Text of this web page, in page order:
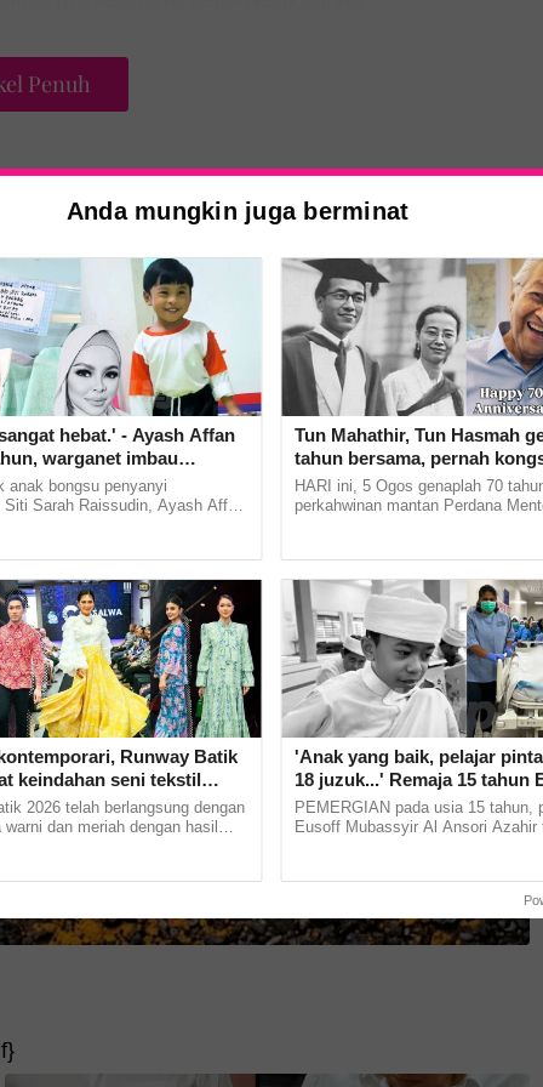
Penuh
Anda mungkin juga berminat
hebat.' - Ayash Affan
warganet imbau
Siti Sarah
anak bongsu penyanyi
Siti Sarah Raissudin, Ayash Affan
Runway Batik
keindahan seni tekstil
Terengganu
2026 telah berlangsung dengan
warni dan meriah dengan hasil
Tun Mahathir, Tun Hasmah
tahun bersama, pernah
bahagia. 'Tak suka sakitkan
pasangan, kahwin sampai
HARI ini, 5 Ogos genaplah 70
perkahwinan mantan Perdana
'Anak yang baik, pelajar
18 juzuk...' Remaja 15 tahun
Mubassyir derma organ,
honour menyentuh hati
PEMERGIAN pada usia 15 tahun,
Eusoff Mubassyir Al Ansori Azahir